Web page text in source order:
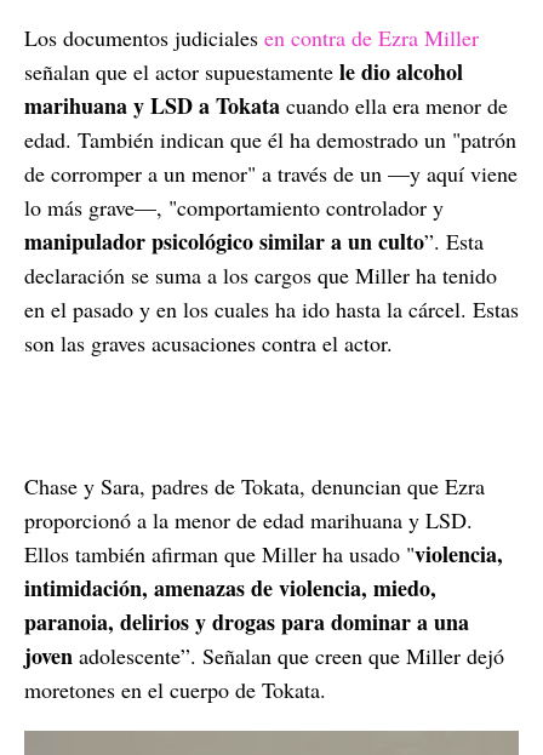
Los documentos judiciales en contra de Ezra Miller
señalan que el actor supuestamente le dio alcohol
marihuana y LSD a Tokata cuando ella era menor de
edad. También indican que él ha demostrado un "patrón
de corromper a un menor" a través de un —y aquí viene
lo más grave—, "comportamiento controlador y
manipulador psicológico similar a un culto”. Esta
declaración se suma a los cargos que Miller ha tenido
en el pasado y en los cuales ha ido hasta la cárcel. Estas
son las graves acusaciones contra el actor.
Chase y Sara, padres de Tokata, denuncian que Ezra
proporcionó a la menor de edad marihuana y LSD.
Ellos también afirman que Miller ha usado "violencia,
intimidación, amenazas de violencia, miedo,
paranoia, delirios y drogas para dominar a una
joven adolescente”. Señalan que creen que Miller dejó
moretones en el cuerpo de Tokata.